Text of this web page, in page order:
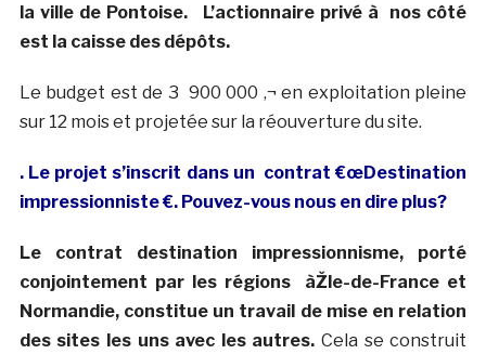
la ville de Pontoise. L’actionnaire privé à nos côté
est la caisse des dépôts.
Le budget est de 3 900 000 ‚¬ en exploitation pleine
sur 12 mois et projetée sur la réouverture du site.
. Le projet s’inscrit dans un contrat €œDestination
impressionniste €. Pouvez-vous nous en dire plus?
Le contrat destination impressionnisme, porté
conjointement par les régions àŽle-de-France et
Normandie, constitue un travail de mise en relation
des sites les uns avec les autres. Cela se construit